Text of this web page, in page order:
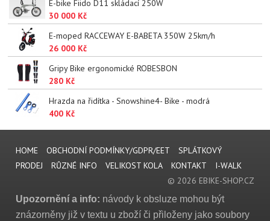
E-bike Fiido D11 skládací 250W
30 000 Kč
E-moped RACCEWAY E-BABETA 350W 25km/h
26 000 Kč
Gripy Bike ergonomické ROBESBON
280 Kč
Hrazda na řidítka - Snowshine4- Bike - modrá
400 Kč
HOME OBCHODNÍ PODMÍNKY/GDPR/EET
SPLÁTKOVÝ
PRODEJ
RŮZNÉ INFO VELIKOST KOLA KONTAKT
I-WALK
© 2026 EBIKE-SHOP.CZ
Upozornění a info: návody k obsluze mohou být
znázorněny již v textu u zboží či přiloženy jako soubory